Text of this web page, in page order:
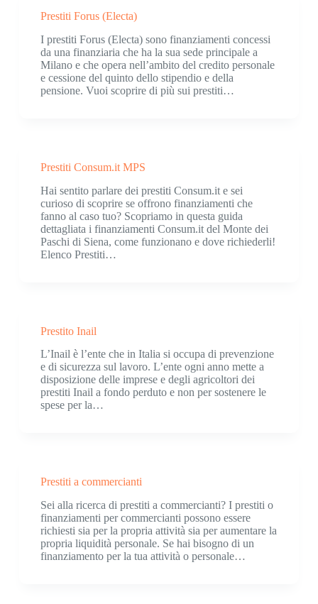
Prestiti Forus (Electa)
I prestiti Forus (Electa) sono finanziamenti concessi
da una finanziaria che ha la sua sede principale a
Milano e che opera nell’ambito del credito personale
e cessione del quinto dello stipendio e della
pensione. Vuoi scoprire di più sui prestiti…
Prestiti Consum.it MPS
Hai sentito parlare dei prestiti Consum.it e sei
curioso di scoprire se offrono finanziamenti che
fanno al caso tuo? Scopriamo in questa guida
dettagliata i finanziamenti Consum.it del Monte dei
Paschi di Siena, come funzionano e dove richiederli!
Elenco Prestiti…
Prestito Inail
L’Inail è l’ente che in Italia si occupa di prevenzione
e di sicurezza sul lavoro. L’ente ogni anno mette a
disposizione delle imprese e degli agricoltori dei
prestiti Inail a fondo perduto e non per sostenere le
spese per la…
Prestiti a commercianti
Sei alla ricerca di prestiti a commercianti? I prestiti o
finanziamenti per commercianti possono essere
richiesti sia per la propria attività sia per aumentare la
propria liquidità personale. Se hai bisogno di un
finanziamento per la tua attività o personale…